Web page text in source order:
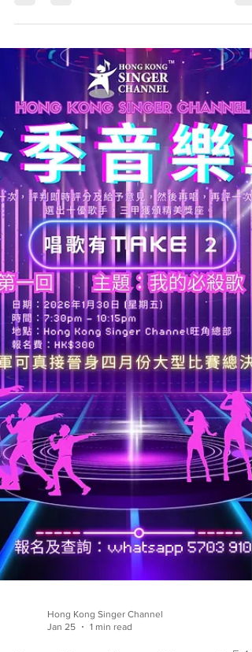
星期五！現在為大家總結今晚的賽果，也恭喜所有
得獎者！冠軍將直接晉身我們四月在會展舉行的歌
唱比賽總決賽！「冬季音樂戰」第二回將於下星期
五 (2月6日) 舉行，我們即將公佈有關詳情。 冠軍
陳國華 (You Give Love A Bad Name) 亞軍：張馥
(Another Day of Sun) 季軍：何冠駒 (留低鎖匙) 第
名：陳詠恆 (星) 第五名：王志秀 (流浪記) 第六名：
萬皓榮 (東邪) 飛躍獎：楊文慧 (心之科學) 飛躍獎：
張政邦 (來不及勇敢) 飛躍獎：譚永基 (隱形遊樂場)
飛躍獎：Tony Sum (野心) #冬季音樂戰 #歌唱比賽
「冬季音樂戰」第二回 冠軍：何冠駒 (自卑) 亞軍
吳少愛 (When I Was Your Man) 季軍：張詠詩 (犀
第四名：陳國華 (吻別 – 搖滾版) 第五名：張馥兒
(Try Everything) 第六名：王志秀 (你是